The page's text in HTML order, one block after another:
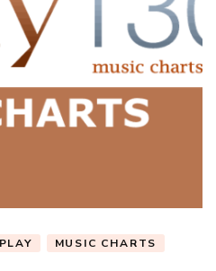
MUSIC CHARTS